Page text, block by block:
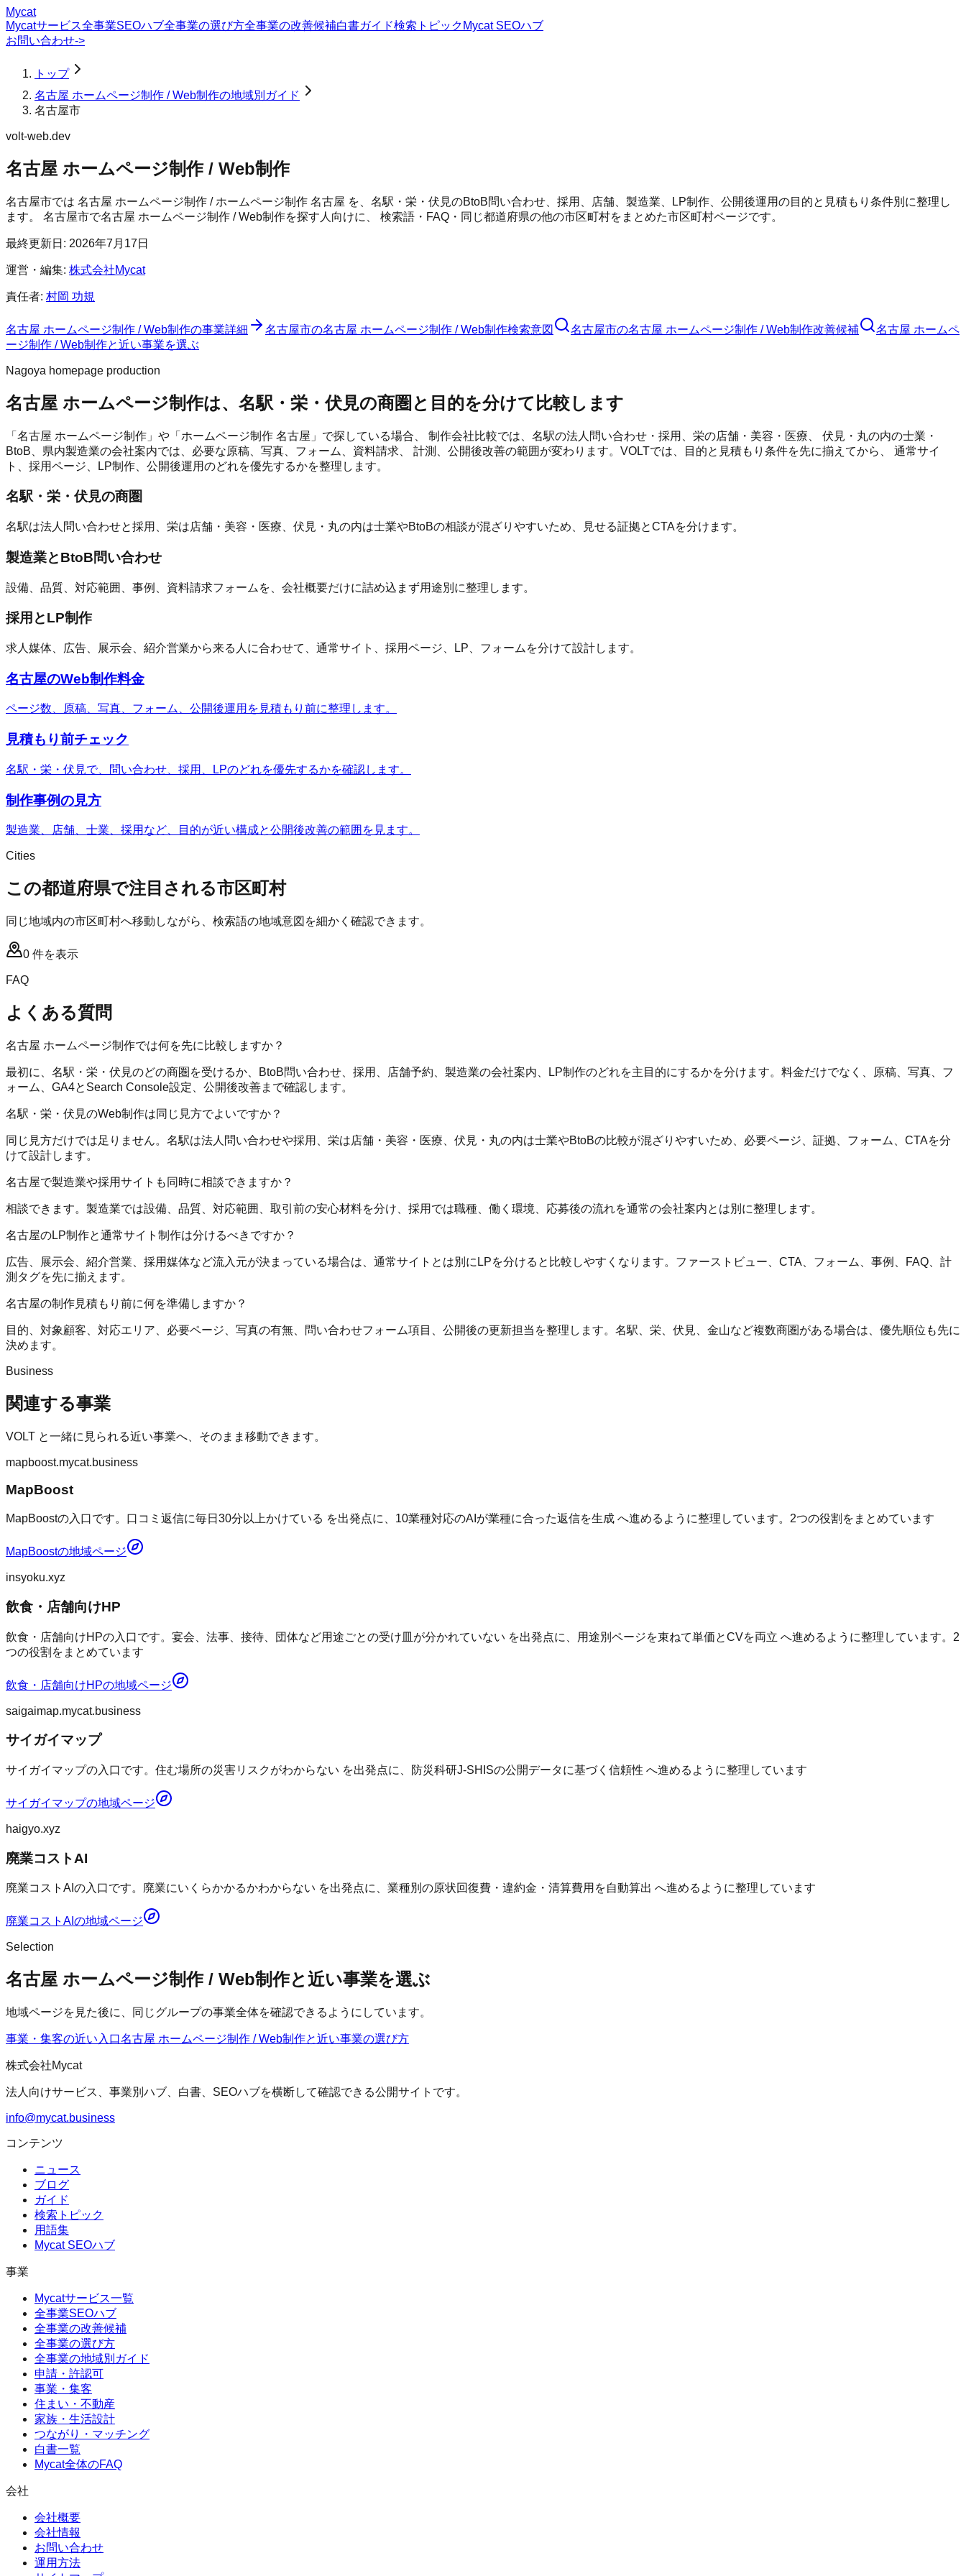
Mycat
Mycatサービス全事業SEOハブ全事業の選び方全事業の改善候補白書ガイド検索トピック Mycat SEOハブ
お問い合わせ->
トップ
名古屋 ホームページ制作 / Web制作の地域別ガイド
名古屋市
volt-web.dev
名古屋 ホームページ制作 / Web制作
名古屋市では 名古屋 ホームページ制作 / ホームページ制作 名古屋 を、名駅・栄・伏見のBtoB問い合わせ、採用、店舗、製造業、LP制作、公開後運用の目的と見積もり条件別に整理し
ます。 名古屋市で名古屋 ホームページ制作 / Web制作を探す人向けに、 検索語・FAQ・同じ都道府県の他の市区町村をまとめた市区町村ページです。
最終更新日: 2026年7月17日
運営・編集: 株式会社Mycat
責任者: 村岡 功規
名古屋 ホームページ制作 / Web制作の事業詳細 名古屋市の名古屋 ホームページ制作 / Web制作検索意図 名古屋市の名古屋 ホームページ制作 / Web制作改善候補
名古屋 ホームペ
ージ制作 / Web制作と近い事業を選ぶ
Nagoya homepage production
名古屋 ホームページ制作は、名駅・栄・伏見の商圏と目的を分けて比較します
「名古屋 ホームページ制作」や「ホームページ制作 名古屋」で探している場合、 制作会社比較では、名駅の法人問い合わせ・採用、栄の店舗・美容・医療、 伏見・丸の内の士業・
BtoB、県内製造業の会社案内では、必要な原稿、写真、フォーム、資料請求、 計測、公開後改善の範囲が変わります。VOLTでは、目的と見積もり条件を先に揃えてから、 通常サイ
ト、採用ページ、LP制作、公開後運用のどれを優先するかを整理します。
名駅・栄・伏見の商圏
名駅は法人問い合わせと採用、栄は店舗・美容・医療、伏見・丸の内は士業やBtoBの相談が混ざりやすいため、見せる証拠とCTAを分けます。
製造業とBtoB問い合わせ
設備、品質、対応範囲、事例、資料請求フォームを、会社概要だけに詰め込まず用途別に整理します。
採用とLP制作
求人媒体、広告、展示会、紹介営業から来る人に合わせて、通常サイト、採用ページ、LP、フォームを分けて設計します。
名古屋のWeb制作料金
ページ数、原稿、写真、フォーム、公開後運用を見積もり前に整理します。
見積もり前チェック
名駅・栄・伏見で、問い合わせ、採用、LPのどれを優先するかを確認します。
制作事例の見方
製造業、店舗、士業、採用など、目的が近い構成と公開後改善の範囲を見ます。
Cities
この都道府県で注目される市区町村
同じ地域内の市区町村へ移動しながら、検索語の地域意図を細かく確認できます。
0 件を表示
FAQ
よくある質問
名古屋 ホームページ制作では何を先に比較しますか？
最初に、名駅・栄・伏見のどの商圏を受けるか、BtoB問い合わせ、採用、店舗予約、製造業の会社案内、LP制作のどれを主目的にするかを分けます。料金だけでなく、原稿、写真、フ
ォーム、GA4とSearch Console設定、公開後改善まで確認します。
名駅・栄・伏見のWeb制作は同じ見方でよいですか？
同じ見方だけでは足りません。名駅は法人問い合わせや採用、栄は店舗・美容・医療、伏見・丸の内は士業やBtoBの比較が混ざりやすいため、必要ページ、証拠、フォーム、CTAを分
けて設計します。
名古屋で製造業や採用サイトも同時に相談できますか？
相談できます。製造業では設備、品質、対応範囲、取引前の安心材料を分け、採用では職種、働く環境、応募後の流れを通常の会社案内とは別に整理します。
名古屋のLP制作と通常サイト制作は分けるべきですか？
広告、展示会、紹介営業、採用媒体など流入元が決まっている場合は、通常サイトとは別にLPを分けると比較しやすくなります。ファーストビュー、CTA、フォーム、事例、FAQ、計
測タグを先に揃えます。
名古屋の制作見積もり前に何を準備しますか？
目的、対象顧客、対応エリア、必要ページ、写真の有無、問い合わせフォーム項目、公開後の更新担当を整理します。名駅、栄、伏見、金山など複数商圏がある場合は、優先順位も先に
決めます。
Business
関連する事業
VOLT と一緒に見られる近い事業へ、そのまま移動できます。
mapboost.mycat.business
MapBoost
MapBoostの入口です。口コミ返信に毎日30分以上かけている を出発点に、10業種対応のAIが業種に合った返信を生成 へ進めるように整理しています。2つの役割をまとめています
MapBoostの地域ページ
insyoku.xyz
飲食・店舗向けHP
飲食・店舗向けHPの入口です。宴会、法事、接待、団体など用途ごとの受け皿が分かれていない を出発点に、用途別ページを束ねて単価とCVを両立 へ進めるように整理しています。2
つの役割をまとめています
飲食・店舗向けHPの地域ページ
saigaimap.mycat.business
サイガイマップ
サイガイマップの入口です。住む場所の災害リスクがわからない を出発点に、防災科研J-SHISの公開データに基づく信頼性 へ進めるように整理しています
サイガイマップの地域ページ
haigyo.xyz
廃業コストAI
廃業コストAIの入口です。廃業にいくらかかるかわからない を出発点に、業種別の原状回復費・違約金・清算費用を自動算出 へ進めるように整理しています
廃業コストAI の地域ページ
Selection
名古屋 ホームページ制作 / Web制作と近い事業を選ぶ
地域ページを見た後に、同じグループの事業全体を確認できるようにしています。
事業・集客の近い入口名古屋 ホームページ制作 / Web制作と近い事業の選び方
株式会社Mycat
法人向けサービス、事業別ハブ、白書、SEOハブを横断して確認できる公開サイトです。
info@mycat.business
コンテンツ
ニュース
ブログ
ガイド
検索トピック
用語集
Mycat SEOハブ
事業
Mycatサービス一覧
全事業SEOハブ
全事業の改善候補
全事業の選び方
全事業の地域別ガイド
申請・許認可
事業・集客
住まい・不動産
家族・生活設計
つながり・マッチング
白書一覧
Mycat全体のFAQ
会社
会社概要
会社情報
お問い合わせ
運用方法